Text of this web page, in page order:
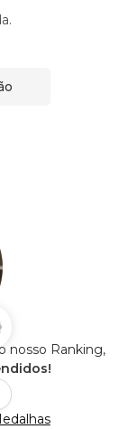
nosso Ranking,